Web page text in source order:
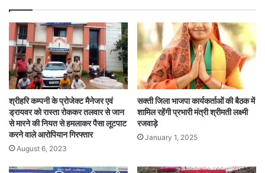
श्रीहरि कम्पनी के प्रोजेक्ट मैनेजर एवं
ड्रायवर को रास्ता रोककर तलवार से जान
से मारने की नियत से हमलाकर पैसा लूटपाट
करने वाले आरोपियान गिरफ्तार
August 6, 2023
सक्ती जिला भाजपा कार्यकर्ताओं की बैठक में
शामिल रहेंगी प्रभारी मंत्री श्रीमती लक्ष्मी
रजवाड़े
January 1, 2025